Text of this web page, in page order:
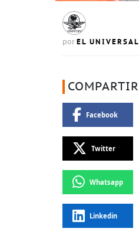
por EL UNIVERSAL
COMPARTIR
Facebook
Twitter
Whatsapp
Linkedin